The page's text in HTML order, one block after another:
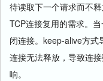
待读取下一个请求而不
TCP连接复用的需求。
闭连接。keep-alive方式
连接无法释放，导致连
响。